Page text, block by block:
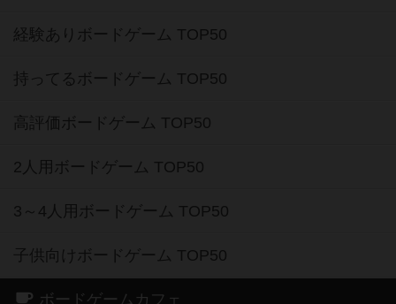
経験ありボードゲーム TOP50
持ってるボードゲーム TOP50
高評価ボードゲーム TOP50
2人用ボードゲーム TOP50
3～4人用ボードゲーム TOP50
子供向けボードゲーム TOP50
ボードゲームカフェ